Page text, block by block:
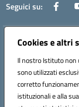
Cookies e altri
Il nostro Istituto
sono utilizzati
corretto
istituzionali e alla
Seguici su:
Indirizzo:Via dei mille, 2
Posta elettronica
Codice fiscale:
Codice meccanografico: